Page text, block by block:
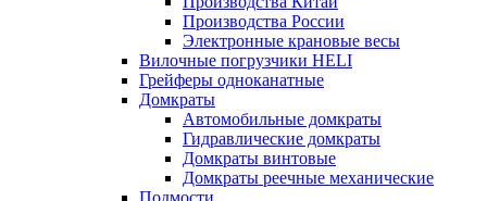
Производства России
Электронные крановые весы
Вилочные погрузчики HELI
Грейферы одноканатные
Домкраты
Автомобильные домкраты
Гидравлические домкраты
Домкраты винтовые
Домкраты реечные механические
Подмости